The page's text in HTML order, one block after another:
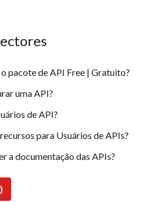
pacote de API Free | Gratuito?
uma API?
de API?
para Usuários de APIs?
a documentação das APIs?